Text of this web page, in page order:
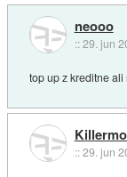
neooo
::29. jun
top up z kreditne
::29. jun